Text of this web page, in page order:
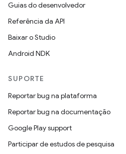
Guias do desenvolvedor
Referência da API
Baixar o Studio
Android NDK
SUPORTE
Reportar bug na plataforma
Reportar bug na documentação
Google Play support
Participar de estudos de pesquisa